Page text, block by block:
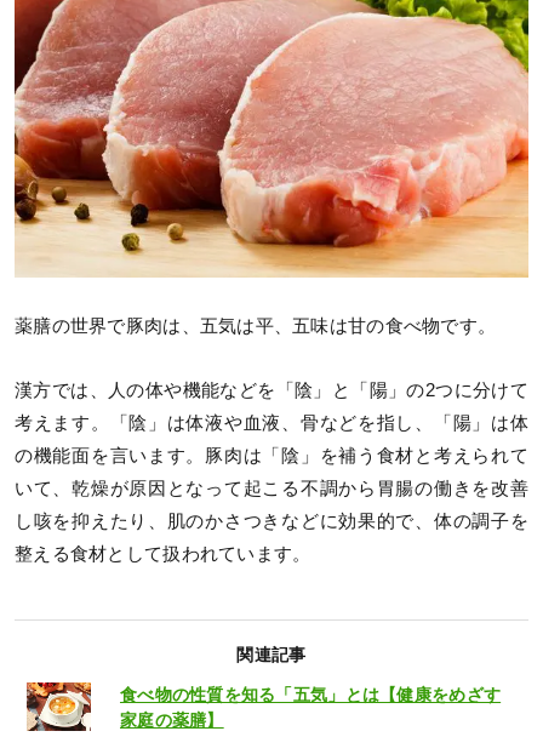
薬膳の世界で豚肉は、五気は平、五味は甘の食べ物です。
漢方では、人の体や機能などを「陰」と「陽」の2つに分けて
考えます。「陰」は体液や血液、骨などを指し、「陽」は体
の機能面を言います。豚肉は「陰」を補う食材と考えられて
いて、乾燥が原因となって起こる不調から胃腸の働きを改善
し咳を抑えたり、肌のかさつきなどに効果的で、体の調子を
整える食材として扱われています。
関連記事
食べ物の性質を知る「五気」とは【健康をめざす
家庭の薬膳】